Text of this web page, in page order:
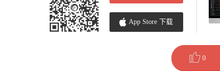
App Store 下载
0